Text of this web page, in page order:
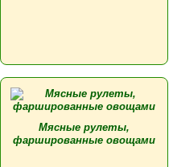
Мясные рулеты,
фаршированные овощами